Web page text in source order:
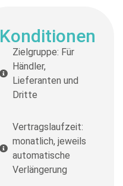
Konditionen
Zielgruppe: Für
Händler,
Lieferanten und
Dritte
Vertragslaufzeit:
monatlich, jeweils
automatische
Verlängerung